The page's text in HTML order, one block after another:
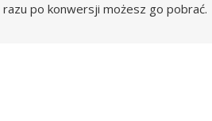
razu po konwersji możesz go pobrać.